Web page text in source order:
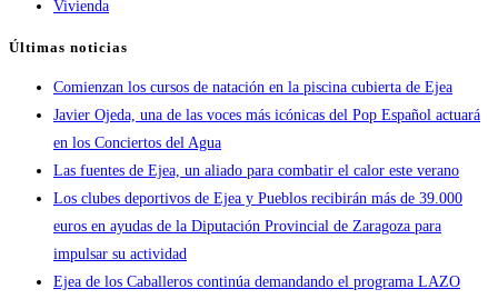
Vivienda
Últimas noticias
Comienzan los cursos de natación en la piscina cubierta de Ejea
Javier Ojeda, una de las voces más icónicas del Pop Español actuará
en los Conciertos del Agua
Las fuentes de Ejea, un aliado para combatir el calor este verano
Los clubes deportivos de Ejea y Pueblos recibirán más de 39.000
euros en ayudas de la Diputación Provincial de Zaragoza para
impulsar su actividad
Ejea de los Caballeros continúa demandando el programa LAZO